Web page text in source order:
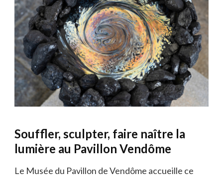
Souffler, sculpter, faire naître la
lumière au Pavillon Vendôme
Le Musée du Pavillon de Vendôme accueille ce